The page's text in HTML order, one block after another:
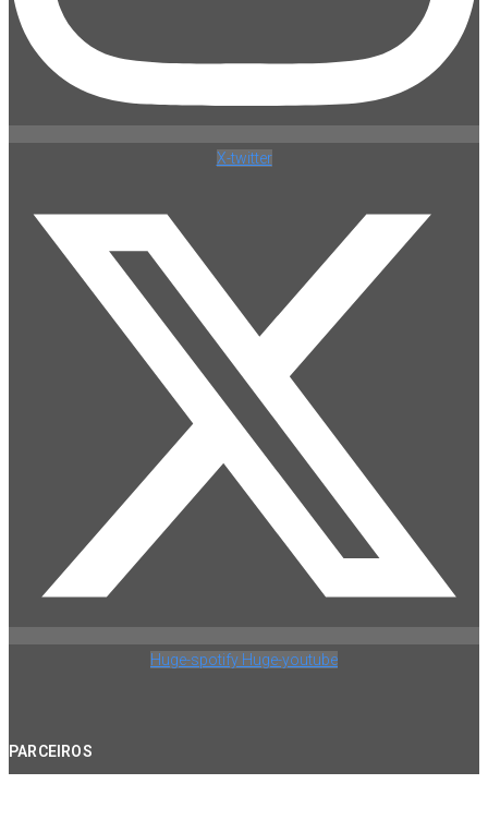
X-twitter
Huge-spotify Huge-youtube
PARCEIROS